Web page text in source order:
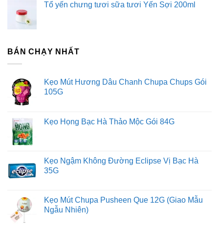
Tổ yến chưng tươi sữa tươi Yến Sợi 200ml
BÁN CHẠY NHẤT
Kẹo Mút Hương Dâu Chanh Chupa Chups Gói
105G
Kẹo Họng Bạc Hà Thảo Mộc Gói 84G
Kẹo Ngậm Không Đường Eclipse Vị Bạc Hà
35G
Kẹo Mút Chupa Pusheen Que 12G (Giao Mẫu
Ngẫu Nhiên)